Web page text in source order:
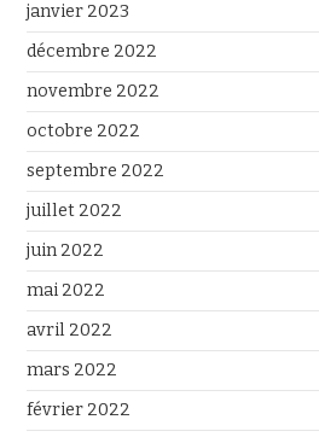
janvier 2023
décembre 2022
novembre 2022
octobre 2022
septembre 2022
juillet 2022
juin 2022
mai 2022
avril 2022
mars 2022
février 2022